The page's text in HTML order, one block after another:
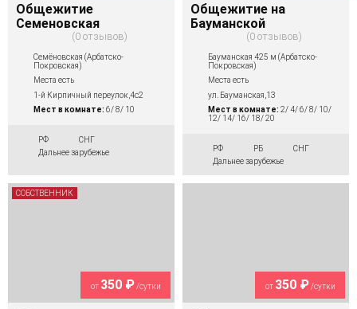
Общежитие
Семеновская
0 отзывов
Семёновская (Арбатско-
Покровская)
Места есть
1-й Кирпичный переулок,4с2
Мест в комнате: 6/ 8/ 10
РФ
СНГ
Дальнее зарубежье
Общежитие на
Бауманской
0 отзывов
Бауманская 425 м (Арбатско-
Покровская)
Места есть
ул. Бауманская,13
Мест в комнате: 2/ 4/ 6/ 8/ 10/
12/ 14/ 16/ 18/ 20
РФ РБ
СНГ
Дальнее зарубежье
от 350 ₽/сутки
СОБСТВЕННИК
от 350 ₽/сутки